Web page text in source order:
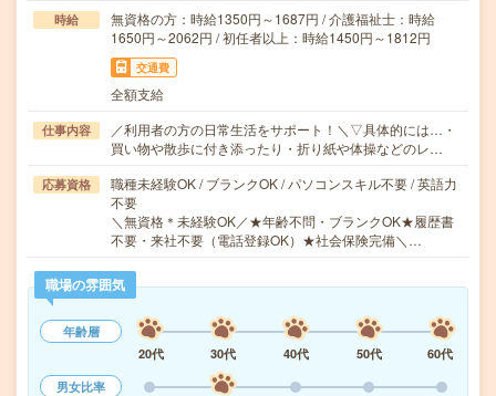
時給
無資格の方：時給1350円～1687円 / 介護福祉士：時給
1650円～2062円 / 初任者以上：時給1450円～1812円
交通費
全額支給
仕事内容
／利用者の方の日常生活をサポート！＼▽具体的には…・
買い物や散歩に付き添ったり・折り紙や体操などのレ…
応募資格
職種未経験OK / ブランクOK / パソコンスキル不要 / 英語力
不要
＼無資格＊未経験OK／★年齢不問・ブランクOK★履歴書
不要・来社不要（電話登録OK）★社会保険完備＼…
職場の雰囲気
年齢層
20代
30代 40代 50代
60代
男女比率